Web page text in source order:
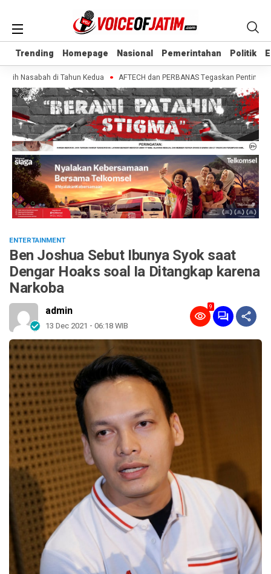
Trending Homepage Nasional Pemerintahan Politik
Trending Homepage Nasional Pemerintahan Politik
Nasabah di Tahun Kedua AFTECH dan PERBANAS Tegaskan
ENTERTAINMENT
Ben Joshua Sebut Ibunya Syok saat
Dengar Hoaks soal Ia Ditangkap karena
Narkoba
admin
13 Dec 2021 - 06:18 WIB
9